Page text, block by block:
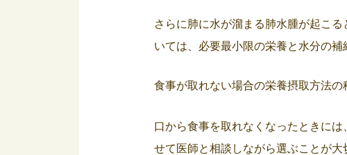
さらに肺に水が溜まる肺水腫が起こ
いては、必要最小限の栄養と水分の補
食事が取れない場合の栄養摂取方法の
口から食事を取れなくなったときに
せて医師と相談しながら選ぶことが大